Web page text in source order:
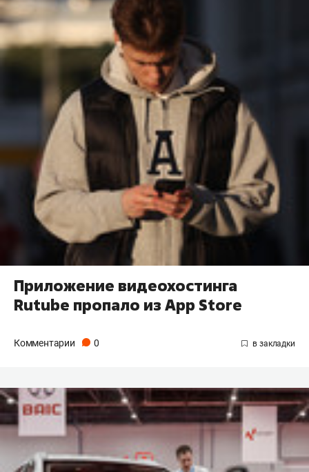
Приложение видеохостинга
Rutube пропало из App Store
Комментарии 0